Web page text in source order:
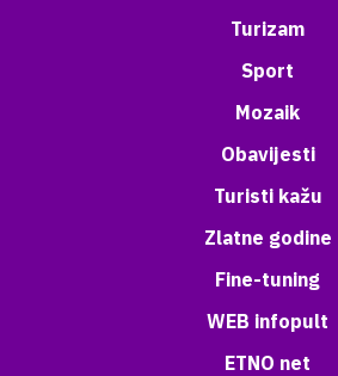
Turizam
Sport
Mozaik
Obavijesti
Turisti kažu
Zlatne godine
Fine-tuning
WEB infopult
ETNO net